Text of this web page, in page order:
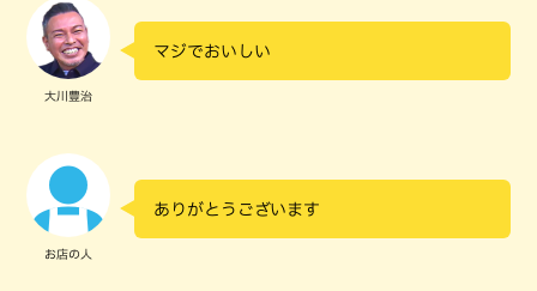
大川豊治
マジでおいしい
お店の人
ありがとうございます